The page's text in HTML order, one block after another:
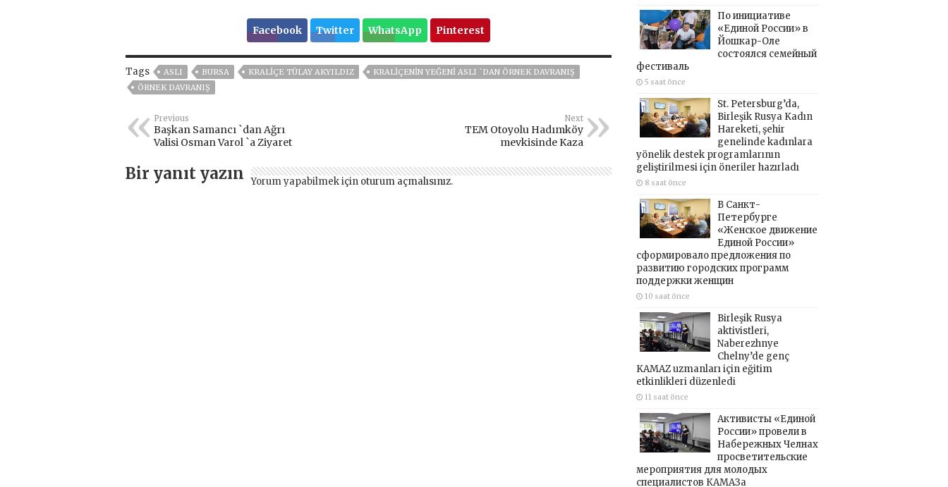
Facebook Twitter WhatsApp Pinterest
Tags ASLI BURSA KRALIÇE TÜLAY AKYILDIZ
KRALIÇENIN YEĞENI ASLI `DAN ÖRNEK DAVRANIŞ
ÖRNEK DAVRANIŞ
Previous
Başkan Samancı `dan Ağrı
Valisi Osman Varol `a Ziyaret
Next
TEM Otoyolu Hadımköy
mevkisinde Kaza
Bir yanıt yazın Yorum yapabilmek için oturum açmalısınız.
По инициативе
«Единой России» в
Йошкар-Оле
состоялся семейный
фестиваль
5 saat önce
St. Petersburg’da,
Birleşik Rusya Kadın
Hareketi, şehir
genelinde kadınlara
yönelik destek programlarının
geliştirilmesi için öneriler hazırladı
8 saat önce
В Санкт-
Петербурге
«Женское движение
Единой России»
сформировало предложения по
развитию городских программ
поддержки женщин
10 saat önce
Birleşik Rusya
aktivistleri,
Naberezhnye
Chelny’de genç
KAMAZ uzmanları için eğitim
etkinlikleri düzenledi
11 saat önce
Активисты «Единой
России» провели в
Набережных Челнах
просветительские
мероприятия для молодых
специалистов КАМАЗа